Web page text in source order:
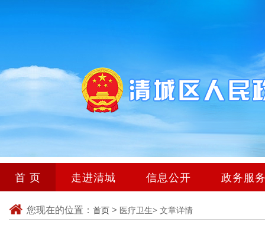
首 页 走进清城 信息公开 政务服
您现在的位置： 首页 > 医疗卫生> 文章详情